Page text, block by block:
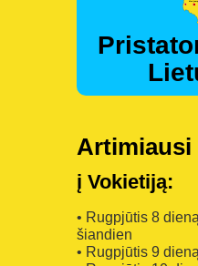
Artimiausi
į Vokietiją:
• Rugpjūtis 8
šiandien
• Rugpjūtis 9